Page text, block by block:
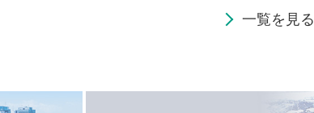
一覧を見る